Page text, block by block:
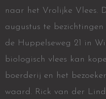
naar het Vrolijke Vlees.
augustus te
de Huppelseweg 21 in
biologisch vlees kan
boerderij en het
waard. Rick van der